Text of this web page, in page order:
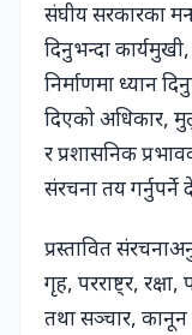
संघीय सरकारका
दिनुभन्दा
निर्माणमा ध्यान
दिएको अधिकार,
र प्रशासनिक
संरचना तय गर्नुपर्ने
प्रस्तावित
गृह, परराष्ट्र,
तथा सञ्चार, कानून